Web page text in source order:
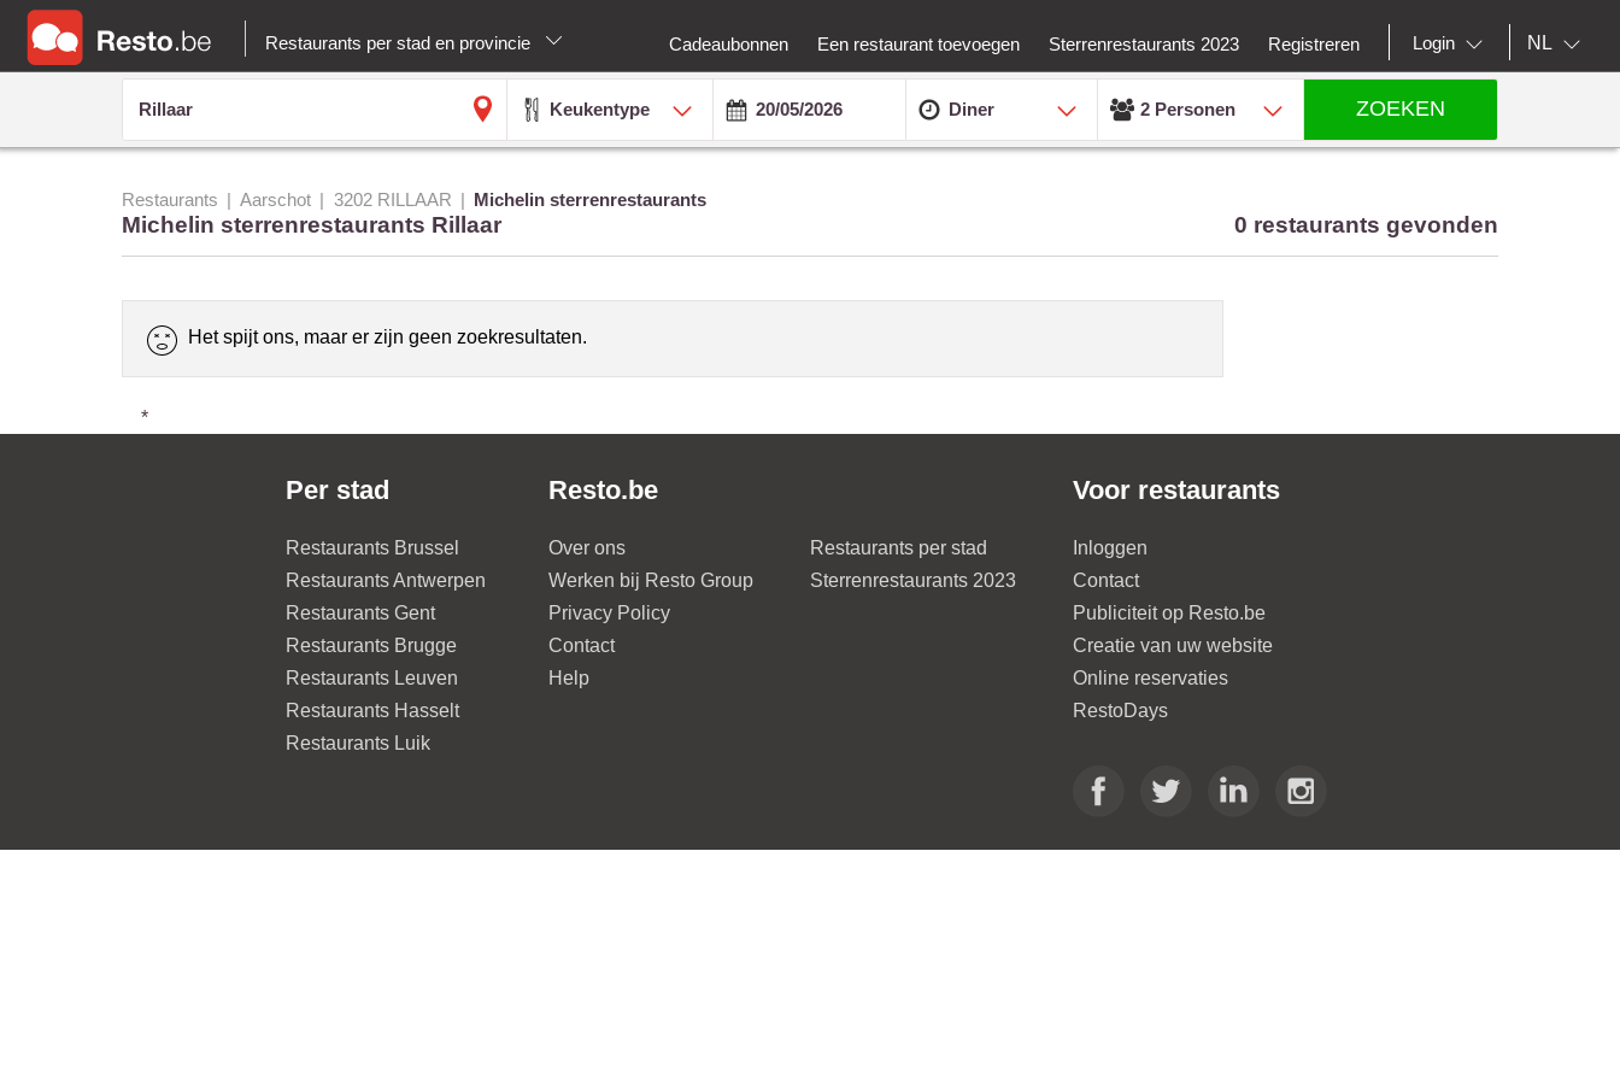
Restaurants per stad en provincie Cadeaubonnen Een restaurant toevoegen Sterrenrestaurants 2023 Registreren Login NL
Keukentype Diner 2 Personen ZOEKEN
Restaurants Aarschot 3202 RILLAAR Michelin sterrenrestaurants
Michelin sterrenrestaurants Rillaar 0 restaurants gevonden
Het spijt ons, maar er zijn geen zoekresultaten.
*
Per stad
Restaurants Brussel
Restaurants Antwerpen
Restaurants Gent
Restaurants Brugge
Restaurants Leuven
Restaurants Hasselt
Restaurants Luik
Resto.be
Over ons
Werken bij Resto Group
Privacy Policy
Contact
Help
Restaurants per stad
Sterrenrestaurants 2023
Voor restaurants
Inloggen
Contact
Publiciteit op Resto.be
Creatie van uw website
Online reservaties
RestoDays